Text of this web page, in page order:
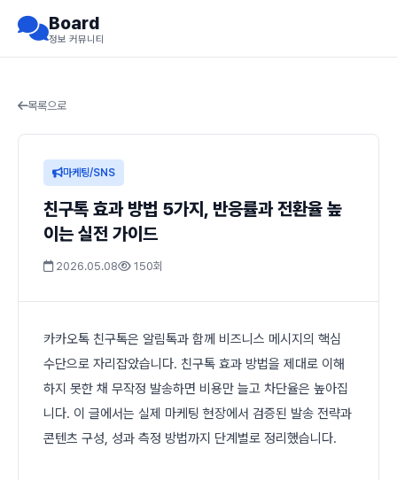
Board
정보 커뮤니티
목록으로
마케팅/SNS
친구톡 효과 방법 5가지, 반응률과 전환율 높
이는 실전 가이드
2026.05.08 150회
카카오톡 친구톡은 알림톡과 함께 비즈니스 메시지의 핵심
수단으로 자리잡았습니다. 친구톡 효과 방법을 제대로 이해
하지 못한 채 무작정 발송하면 비용만 늘고 차단율은 높아집
니다. 이 글에서는 실제 마케팅 현장에서 검증된 발송 전략과
콘텐츠 구성, 성과 측정 방법까지 단계별로 정리했습니다.